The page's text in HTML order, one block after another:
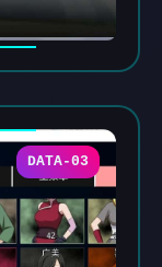
DATA-03